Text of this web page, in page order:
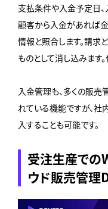
支払条件や入金予定日、
顧客から入金があれば
情報と照合します。請求
ものとして消し込みます
入金管理も、多くの販
れている機能ですが、
入することも可能です。
受注生産での
ウド販売管理